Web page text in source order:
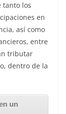
tanto los
en
así como
entre
tributar
dentro de la
un